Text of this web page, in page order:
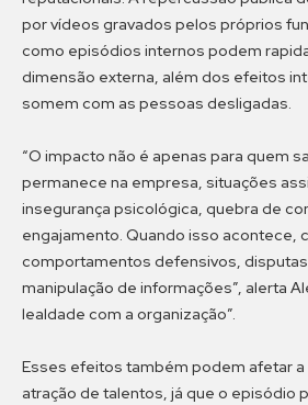
por vídeos gravados pelos próprios
como episódios internos podem
dimensão externa, além dos efeitos
somem com as pessoas desligadas.
“O impacto não é apenas para quem
permanece na empresa, situações
insegurança psicológica, quebra de
engajamento. Quando isso acontece,
comportamentos defensivos,
manipulação de informações”, alerta
lealdade com a organização”.
Esses efeitos também podem afetar
atração de talentos, já que o episódio